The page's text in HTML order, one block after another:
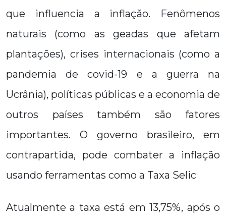
que influencia a inflação. Fenômenos
naturais (como as geadas que afetam
plantações), crises internacionais (como a
pandemia de covid-19 e a guerra na
Ucrânia), políticas públicas e a economia de
outros países também são fatores
importantes. O governo brasileiro, em
contrapartida, pode combater a inflação
usando ferramentas como a Taxa Selic
Atualmente a taxa está em 13,75%, após o